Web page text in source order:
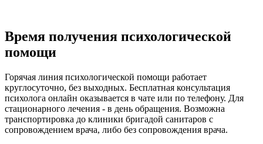
Время получения психологической
помощи
Горячая линия психологической помощи работает
круглосуточно, без выходных. Бесплатная консультация
психолога онлайн оказывается в чате или по телефону. Для
стационарного лечения - в день обращения. Возможна
транспортировка до клиники бригадой санитаров с
сопровождением врача, либо без сопровождения врача.